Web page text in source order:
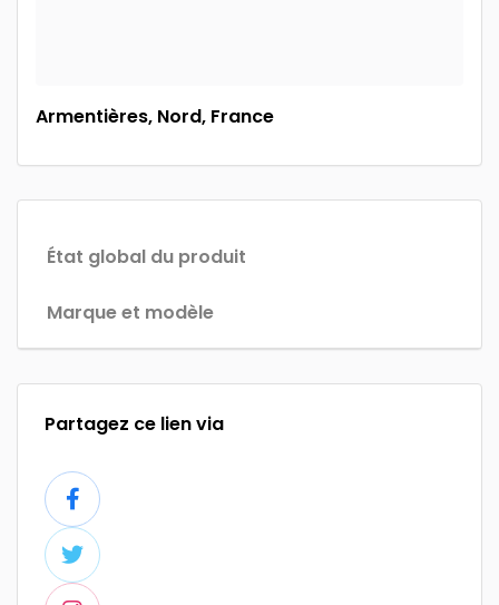
Armentières, Nord, France
État global du produit
Marque et modèle
Partagez ce lien via